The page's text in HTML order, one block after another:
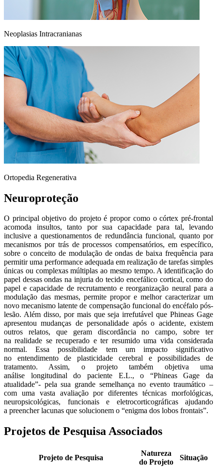
Neoplasias Intracranianas
Ortopedia Regenerativa
Neuroproteção
O principal objetivo do projeto é propor como o córtex pré-frontal
acomoda insultos, tanto por sua capacidade para tal, levando
inclusive a questionamentos de redundância funcional, quanto por
mecanismos por trás de processos compensatórios, em específico,
sobre o conceito de modulação de ondas de baixa frequência para
permitir uma performance adequada em realização de tarefas simples
únicas ou complexas múltiplas ao mesmo tempo. A identificação do
papel dessas ondas na injuria do tecido encefálico cortical, como do
papel e capacidade de recrutamento e reorganização neural para a
modulação das mesmas, permite propor e melhor caracterizar um
novo mecanismo latente de compensação funcional do encéfalo pós-
lesão. Além disso, por mais que seja irrefutável que Phineas Gage
apresentou mudanças de personalidade após o acidente, existem
outros relatos, que geram discordância no campo, sobre ter
na realidade se recuperado e ter resumido uma vida considerada
normal. Essa possibilidade tem um impacto significativo
no entendimento de plasticidade cerebral e possibilidades de
tratamento. Assim, o projeto também objetiva uma
análise longitudinal do paciente E.L., o “Phineas Gage da
atualidade”- pela sua grande semelhança no evento traumático –
com uma vasta avaliação por diferentes técnicas morfológicas,
neuropsicológicas, funcionais e eletrocorticográficas ajudando
a preencher lacunas que solucionem o “enigma dos lobos frontais”.
Projetos de Pesquisa Associados
Projeto de Pesquisa
Natureza
do Projeto
Situação